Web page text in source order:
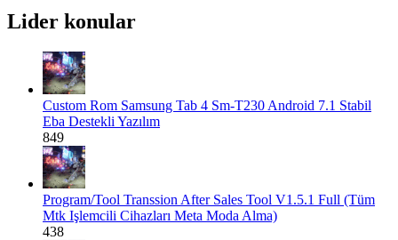
Lider konular
Custom Rom Samsung Tab 4 Sm-T230 Android 7.1 Stabil
Eba Destekli Yazılım
849
Program/Tool Transsion After Sales Tool V1.5.1 Full (Tüm
Mtk Işlemcili Cihazları Meta Moda Alma)
438